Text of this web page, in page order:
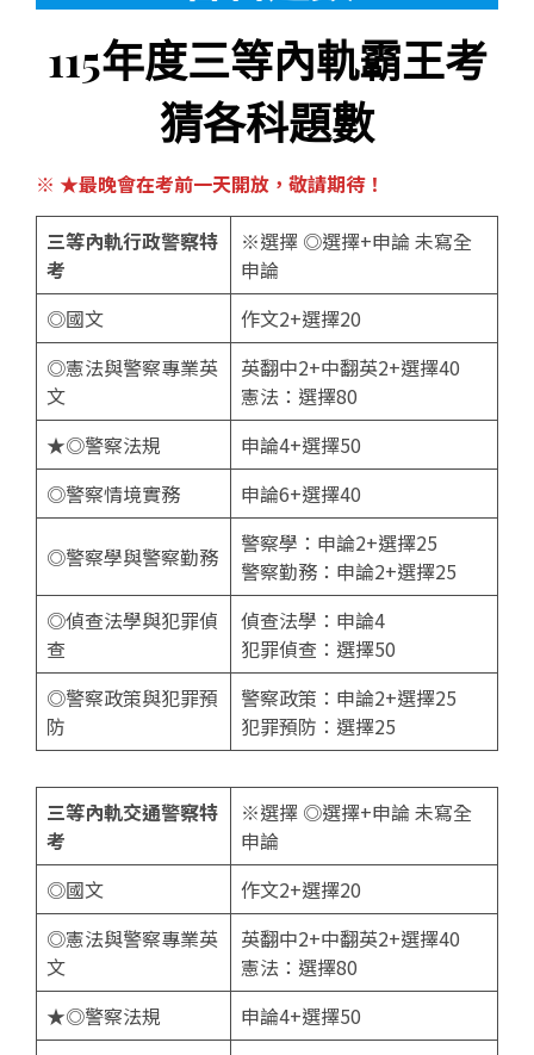
115年度三等內軌霸王考
猜各科題數
※ ★最晚會在考前一天開放，敬請期待！
三等內軌行政警察特
考
※選擇 ◎選擇+申論 未寫全
申論
◎國文
作文2+選擇20
◎憲法與警察專業英
文
英翻中2+中翻英2+選擇40
憲法：選擇80
★◎警察法規
申論4+選擇50
◎警察情境實務
申論6+選擇40
◎警察學與警察勤務
警察學：申論2+選擇25
警察勤務：申論2+選擇25
◎偵查法學與犯罪偵
查
偵查法學：申論4
犯罪偵查：選擇50
◎警察政策與犯罪預
防
警察政策：申論2+選擇25
犯罪預防：選擇25
三等內軌交通警察特
考
※選擇 ◎選擇+申論 未寫全
申論
◎國文
作文2+選擇20
◎憲法與警察專業英
文
英翻中2+中翻英2+選擇40
憲法：選擇80
★◎警察法規
申論4+選擇50